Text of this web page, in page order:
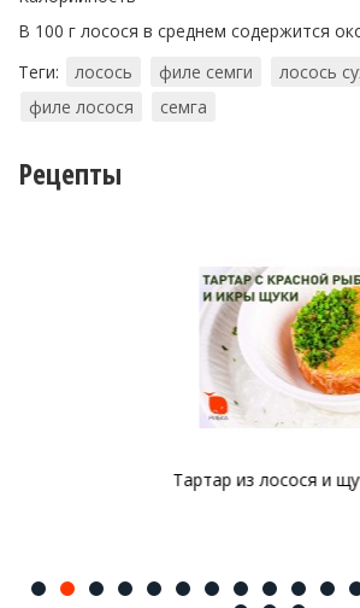
В 100 г лосося в среднем содержится
Теги:
лосось филе семги
лосось
филе лосося
семга
Рецепты
Тартар из лосося и